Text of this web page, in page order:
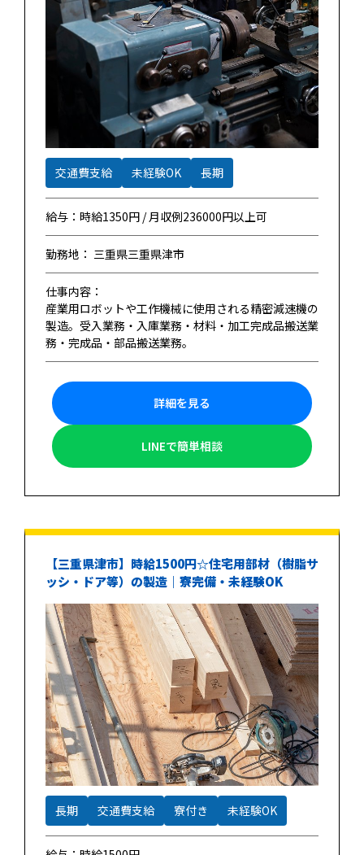
交通費支給 未経験OK 長期
給与：時給1350円 / 月収例236000円以上可
勤務地： 三重県三重県津市
仕事内容：
産業用ロボットや工作機械に使用される精密減速機の
製造。受入業務・入庫業務・材料・加工完成品搬送業
務・完成品・部品搬送業務。
詳細を見る
LINEで簡単相談
【三重県津市】時給1500円☆住宅用部材（樹脂サ
ッシ・ドア等）の製造｜寮完備・未経験OK
長期 交通費支給 寮付き 未経験OK